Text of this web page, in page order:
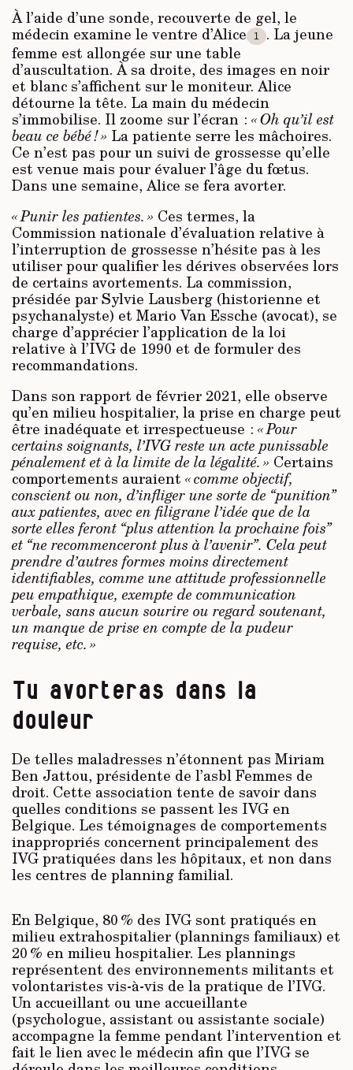
À l’aide d’une sonde, recouverte de gel, le
médecin examine le ventre d’Alice
1
. La jeune
femme est allongée sur une table
d’auscultation. À sa droite, des images en noir
et blanc s’affichent sur le moniteur. Alice
détourne la tête. La main du médecin
s’immobilise. Il zoome sur l’écran : « Oh qu’il est
beau ce bébé ! » La patiente serre les mâchoires.
Ce n’est pas pour un suivi de grossesse qu’elle
est venue mais pour évaluer l’âge du fœtus.
Dans une semaine, Alice se fera avorter.
« Punir les patientes. » Ces termes, la
Commission nationale d’évaluation relative à
l’interruption de grossesse n’hésite pas à les
utiliser pour qualifier les dérives observées lors
de certains avortements. La commission,
présidée par Sylvie Lausberg (historienne et
psychanalyste) et Mario Van Essche (avocat), se
charge d’apprécier l’application de la loi
relative à l’IVG de 1990 et de formuler des
recommandations.
Dans son rapport de février 2021, elle observe
qu’en milieu hospitalier, la prise en charge peut
être inadéquate et irrespectueuse : « Pour
certains soignants, l’IVG reste un acte punissable
pénalement et à la limite de la légalité. » Certains
comportements auraient « comme objectif,
conscient ou non, d’infliger une sorte de “punition”
aux patientes, avec en filigrane l’idée que de la
sorte elles feront “plus attention la prochaine fois”
et “ne recommenceront plus à l’avenir”. Cela peut
prendre d’autres formes moins directement
identifiables, comme une attitude professionnelle
peu empathique, exempte de communication
verbale, sans aucun sourire ou regard soutenant,
un manque de prise en compte de la pudeur
requise, etc. »
Tu avorteras dans la
douleur
De telles maladresses n’étonnent pas Miriam
Ben Jattou, présidente de l’asbl Femmes de
droit. Cette association tente de savoir dans
quelles conditions se passent les IVG en
Belgique. Les témoignages de comportements
inappropriés concernent principalement des
IVG pratiquées dans les hôpitaux, et non dans
les centres de planning familial.
En Belgique, 80 % des IVG sont pratiqués en
milieu extrahospitalier (plannings familiaux) et
20 % en milieu hospitalier. Les plannings
représentent des environnements militants et
volontaristes vis-à-vis de la pratique de l’IVG.
Un accueillant ou une accueillante
(psychologue, assistant ou assistante sociale)
accompagne la femme pendant l’intervention et
fait le lien avec le médecin afin que l’IVG se